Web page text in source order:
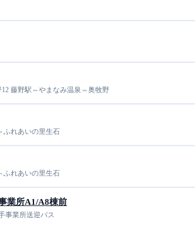
12 藤野駅⇔やまなみ温泉⇔奥牧野
ふれあいの里生石
ふれあいの里生石
業所A1/A8棟前
事業所送迎バス